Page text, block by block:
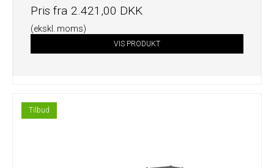
Pris fra 2.421,00 DKK
(ekskl. moms)
VIS PRODUKT
Tilbud